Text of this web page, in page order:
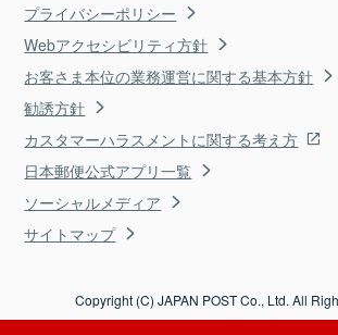
プライバシーポリシー
Webアクセシビリティ方針
お客さま本位の業務運営に関する基本方針
勧誘方針
カスタマーハラスメントに関する考え方
日本郵便公式アプリ一覧
ソーシャルメディア
サイトマップ
Copyright (C) JAPAN POST Co., Ltd. All